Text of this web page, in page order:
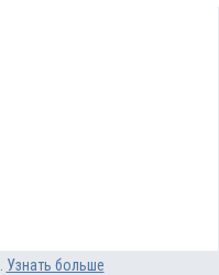
Узнать больше